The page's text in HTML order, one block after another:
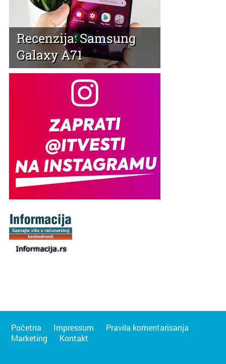
Recenzija: Samsung
Galaxy A71
Početna Impressum
Pravila komentarisanja
Marketing
Kontakt